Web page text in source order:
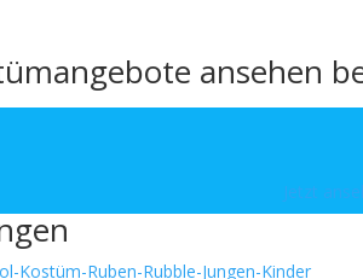
ansehen
Jetzt